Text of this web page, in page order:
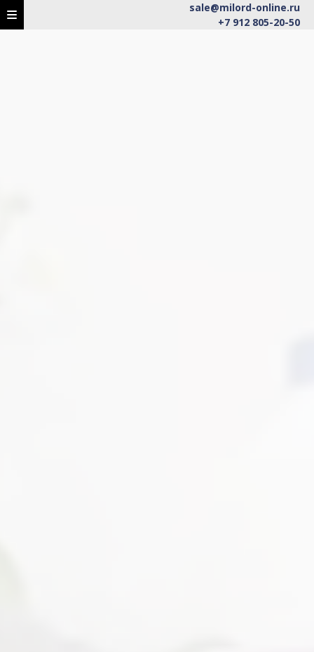
sale@milord-online.ru
+7 912 805-20-50